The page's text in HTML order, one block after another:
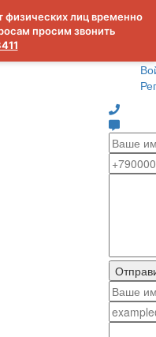
физических лиц временно
просим звонить